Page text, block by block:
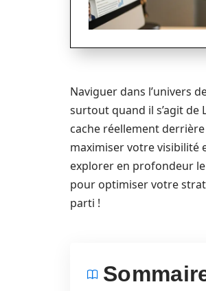
Naviguer dans l’univers
surtout quand il s’agit
cache réellement
maximiser votre visibilité
explorer en profondeur
pour optimiser votre
parti !